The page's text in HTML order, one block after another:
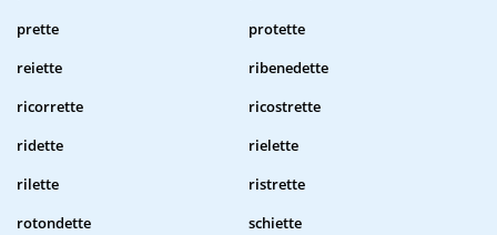
prette
protette
reiette
ribenedette
ricorrette
ricostrette
ridette
rielette
rilette
ristrette
rotondette
schiette